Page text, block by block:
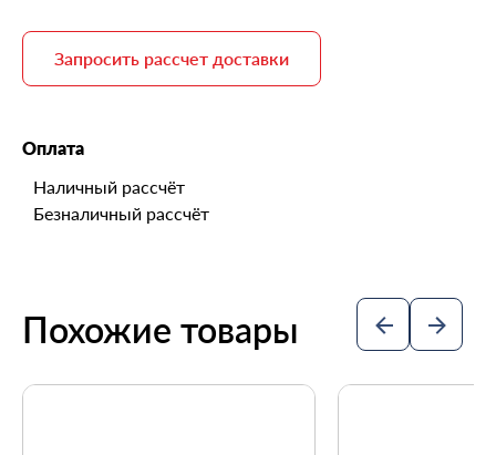
Запросить рассчет доставки
Оплата
Наличный рассчёт
Безналичный рассчёт
Похожие товары